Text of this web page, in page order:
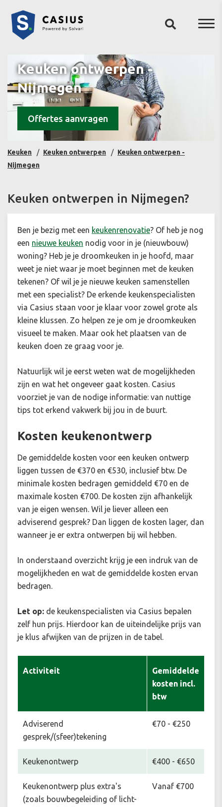
Keuken ontwerpen -
Nijmegen
Offertes aanvragen
Keuken Keuken ontwerpen
Keuken ontwerpen -
Nijmegen
Keuken ontwerpen in Nijmegen?
Ben je bezig met een keukenrenovatie? Of heb je nog
een nieuwe keuken nodig voor in je (nieuwbouw)
woning? Heb je je droomkeuken in je hoofd, maar
weet je niet waar je moet beginnen met de keuken
tekenen? Of wil je je nieuwe keuken samenstellen
met een specialist? De erkende keukenspecialisten
via Casius staan voor je klaar voor zowel grote als
kleine klussen. Zo helpen ze je om je droomkeuken
visueel te maken. Maar ook het plaatsen van de
keuken doen ze graag voor je.
Natuurlijk wil je eerst weten wat de mogelijkheden
zijn en wat het ongeveer gaat kosten. Casius
voorziet je van de nodige informatie: van nuttige
tips tot erkend vakwerk bij jou in de buurt.
Kosten keukenontwerp
De gemiddelde kosten voor een keuken ontwerp
liggen tussen de €370 en €530, inclusief btw. De
minimale kosten bedragen gemiddeld €70 en de
maximale kosten €700. De kosten zijn afhankelijk
van je eigen wensen. Wil je liever alleen een
adviserend gesprek? Dan liggen de kosten lager, dan
wanneer je er extra ontwerpen bij wil hebben.
In onderstaand overzicht krijg je een indruk van de
mogelijkheden en wat de gemiddelde kosten ervan
bedragen.
Let op: de keukenspecialisten via Casius bepalen
zelf hun prijs. Hierdoor kan de uiteindelijke prijs van
je klus afwijken van de prijzen in de tabel.
Activiteit
Gemiddelde
kosten incl.
btw
Adviserend
gesprek/(sfeer)tekening
€70 - €250
Keukenontwerp €400 - €650
Keukenontwerp plus extra's
(zoals bouwbegeleiding of licht-
Vanaf €700